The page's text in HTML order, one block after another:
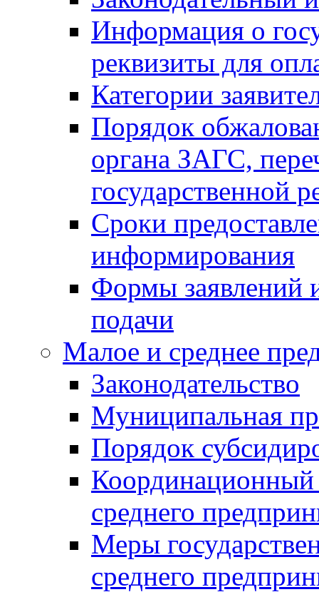
Информация о
реквизиты для
Категории
Порядок
органа ЗАГС,
государственной
Сроки
информирования
Формы заявлений
подачи
Малое и среднее
Законодательство
Муниципальная
Порядок
Координационный
среднего
Меры
среднего